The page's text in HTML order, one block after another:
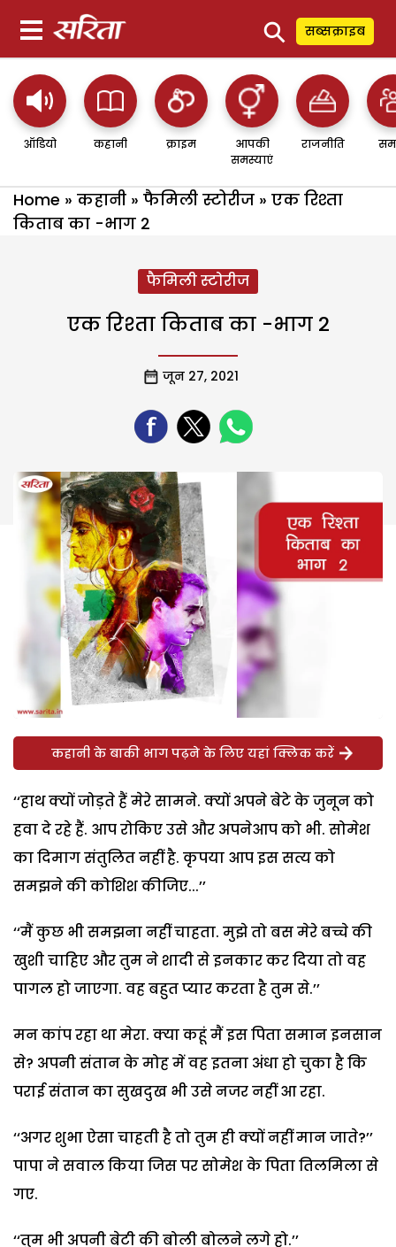
⚲ सब्सक्राइब
ऑडियो कहानी क्राइम
आपकी
समस्याएं
राजनीति
Home » कहानी » फैमिली स्टोरीज » एक रिश्ता
किताब का -भाग 2
फैमिली स्टोरीज
एक रिश्ता किताब का -भाग 2
जून 27, 2021
कहानी के बाकी भाग पढ़ने के लिए यहां क्लिक करें
‘‘हाथ क्यों जोड़ते हैं मेरे सामने. क्यों अपने बेटे के जुनून को
हवा दे रहे हैं. आप रोकिए उसे और अपनेआप को भी. सोमेश
का दिमाग संतुलित नहीं है. कृपया आप इस सत्य को
समझने की कोशिश कीजिए...’’
‘‘मैं कुछ भी समझना नहीं चाहता. मुझे तो बस मेरे बच्चे की
खुशी चाहिए और तुम ने शादी से इनकार कर दिया तो वह
पागल हो जाएगा. वह बहुत प्यार करता है तुम से.’’
मन कांप रहा था मेरा. क्या कहूं मैं इस पिता समान इनसान
से? अपनी संतान के मोह में वह इतना अंधा हो चुका है कि
पराई संतान का सुखदुख भी उसे नजर नहीं आ रहा.
‘‘अगर शुभा ऐसा चाहती है तो तुम ही क्यों नहीं मान जाते?’’
पापा ने सवाल किया जिस पर सोमेश के पिता तिलमिला से
गए.
‘‘तुम भी अपनी बेटी की बोली बोलने लगे हो.’’